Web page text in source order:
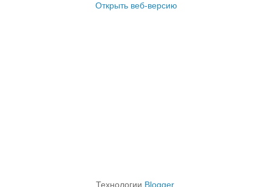
Открыть веб-версию
Технологии Blogger.